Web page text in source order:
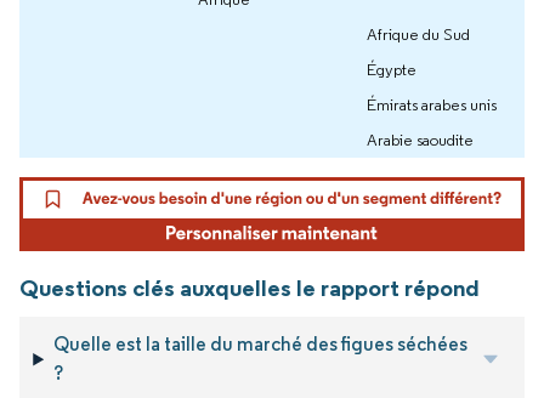
Afrique du Sud
Égypte
Émirats arabes unis
Arabie saoudite
Questions clés auxquelles le rapport répond
Quelle est la taille du marché des figues séchées
?